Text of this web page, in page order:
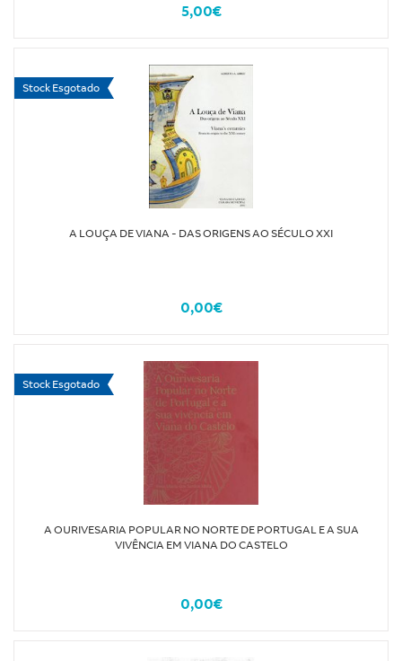
5,00€
A LOUÇA DE VIANA - DAS ORIGENS AO SÉCULO XXI
0,00€
Stock Esgotado
A OURIVESARIA POPULAR NO NORTE DE PORTUGAL E A SUA
VIVÊNCIA EM VIANA DO CASTELO
0,00€
Stock Esgotado